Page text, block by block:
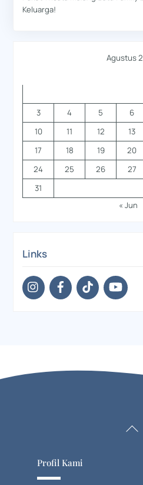
Keluarga!
Agustus
3
4 5 6
10
11 12 13
17
18 19 20
24
25 26 27
31
« Jun
Links
Profil Kami
Back